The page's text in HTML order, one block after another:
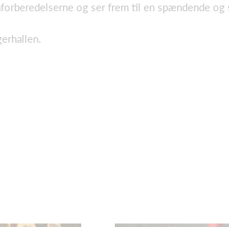
og ser frem til en spændende